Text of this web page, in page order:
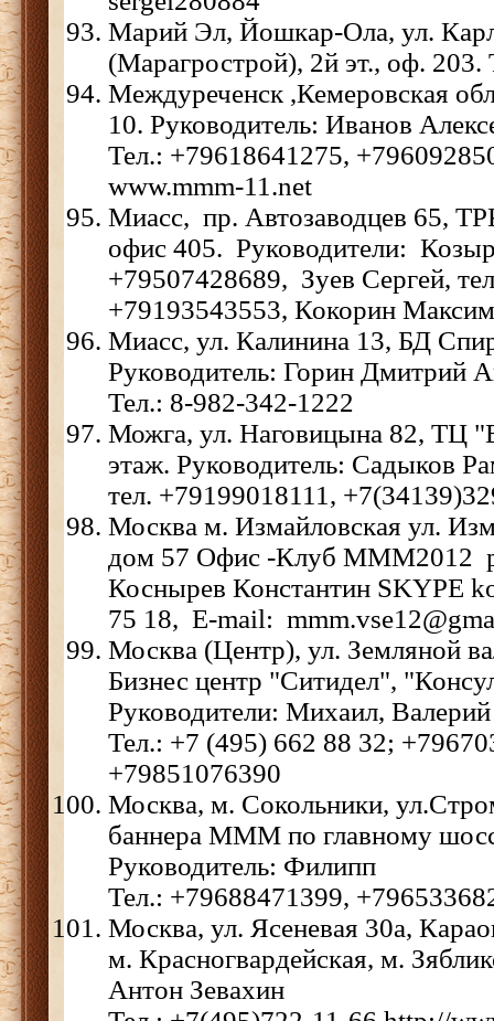
Марий Эл, Йошкар-Ола, ул.
(Марагрострой), 2й эт., оф. 203.
Междуреченск ,Кемеровская
10. Руководитель: Иванов
Тел.: +79618641275,
www.mmm-11.net
Миасс, пр. Автозаводцев 65,
офис 405. Руководители:
+79507428689, Зуев Сергей,
+79193543553, Кокорин
Миасс, ул. Калинина 13, БД
Руководитель: Горин Дмитрий
Тел.: 8-982-342-1222
Можга, ул. Наговицына 82, ТЦ
этаж. Руководитель: Садыков
тел. +79199018111,
Москва м. Измайловская ул.
дом 57 Офис -Клуб МММ2012
Коснырев Константин SKYPE
75 18, E-mail:
Москва (Центр), ул. Земляной
Бизнес центр "Ситидел",
Руководители: Михаил, Валерий
Тел.: +7 (495) 662 88 32;
+79851076390
Москва, м. Сокольники,
баннера МММ по главному
Руководитель: Филипп
Тел.: +79688471399,
Москва, ул. Ясеневая 30а,
м. Красногвардейская, м.
Антон Зевахин